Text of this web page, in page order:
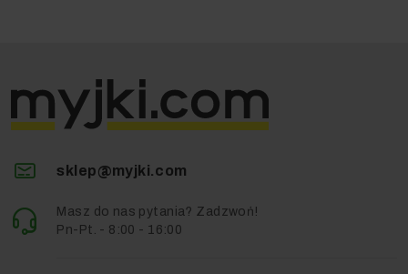
sklep@myjki.com
Masz do nas pytania? Zadzwoń!
Pn-Pt. - 8:00 - 16:00